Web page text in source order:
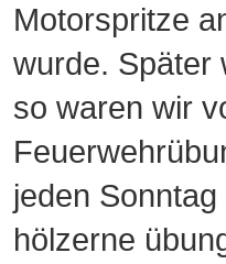
Motorspritze
wurde. Später
so waren wir
jeden
hölzerne